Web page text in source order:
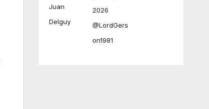
Juan
Delguy
2026
@LordGers
on1981